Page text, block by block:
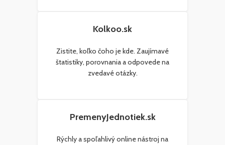
Kolkoo.sk
Zistite, koľko čoho je kde. Zaujímavé
štatistiky, porovnania a odpovede na
zvedavé otázky.
PremenyJednotiek.sk
Rýchly a spoľahlivý online nástroj na